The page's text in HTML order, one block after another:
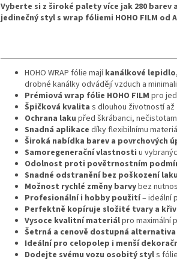
Vyberte si z široké palety více jak 280 barev
jedinečný styl s wrap fóliemi HOHO FILM od
HOHO WRAP fólie majíkanálkové lepidlo
drobné kanálky odvádějí vzduch a
Prémiová wrap fólie HOHO FILM pro
Špičková kvalita s dlouhou životností až
Ochrana laku před škrábanci,
Snadná aplikace díky flexibilnímu
Široká nabídka barev a povrchových
Samoregenerační vlastnosti u
Odolnost proti povětrnostním
Snadné odstranění bez poškození laku
Možnost rychlé změny barvybez
Profesionální i hobby použití– ideální
Perfektně kopíruje složité tvary a
Vysoce kvalitní materiálpro maximální
Šetrná a cenově dostupná
Ideální pro celopolep i menší
Dodejte svému vozu osobitý styls